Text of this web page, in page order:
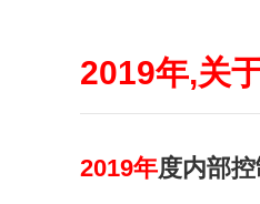
2019年,关
2019年度内部